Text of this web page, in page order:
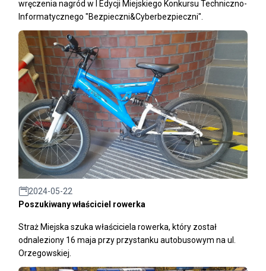
wręczenia nagród w I Edycji Miejskiego Konkursu Techniczno-
Informatycznego "Bezpieczni&Cyberbezpieczni".
2024-05-22
Poszukiwany właściciel rowerka
Straż Miejska szuka właściciela rowerka, który został
odnaleziony 16 maja przy przystanku autobusowym na ul.
Orzegowskiej.